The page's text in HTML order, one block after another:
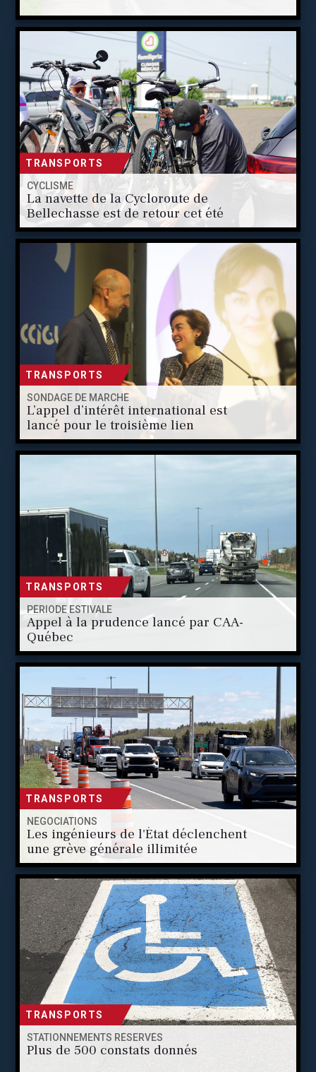
TRANSPORTS
CYCLISME
La navette de la Cycloroute de
Bellechasse est de retour cet été
TRANSPORTS
SONDAGE DE MARCHÉ
L’appel d’intérêt international est
lancé pour le troisième lien
TRANSPORTS
PÉRIODE ESTIVALE
Appel à la prudence lancé par CAA-
Québec
TRANSPORTS
NÉGOCIATIONS
Les ingénieurs de l'État déclenchent
une grève générale illimitée
TRANSPORTS
STATIONNEMENTS RÉSERVÉS
Plus de 500 constats donnés